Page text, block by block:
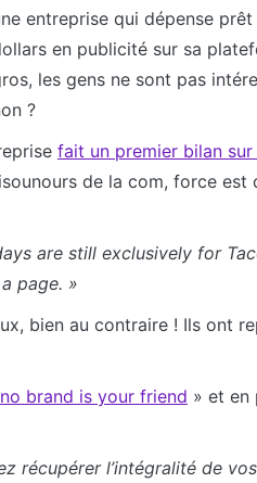
entreprise qui dépense
en publicité sur sa
les gens ne sont pas
?
fait un premier bilan
de la com, force est
are still exclusively for
page. »
bien au contraire ! Ils ont
no brand is your friend » et en
récupérer l’intégralité de